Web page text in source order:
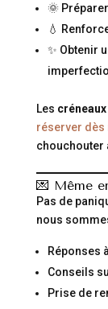
🌞
💧
✨ Obtenir
Les
réserver dès
chouchouter
💌 Même
Pas de
nous
Réponses
Conseils
Prise de